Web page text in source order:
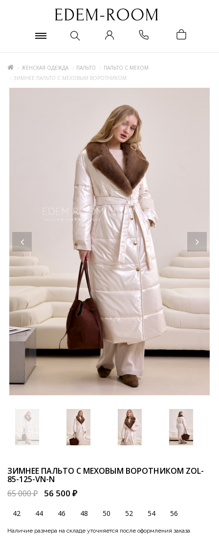
ЖЕНСКАЯ ОДЕЖДА ПАЛЬТО
ПАЛЬТО С МЕХОМ
ЗИМНЕЕ ПАЛЬТО С МЕХОВЫМ ВОРОТНИКОМ
ЗИМНЕЕ ПАЛЬТО С МЕХОВЫМ ВОРОТНИКОМ ZOL-
85-125-VN-N
65 000 ₽
56 500 ₽
42 44 46 48 50 52 54 56
Наличие размера на складе уточняется после оформления заказа